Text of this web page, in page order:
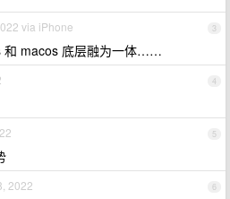
3
via iPhone
和 macos 底层融为一体……
4
5
6
2022